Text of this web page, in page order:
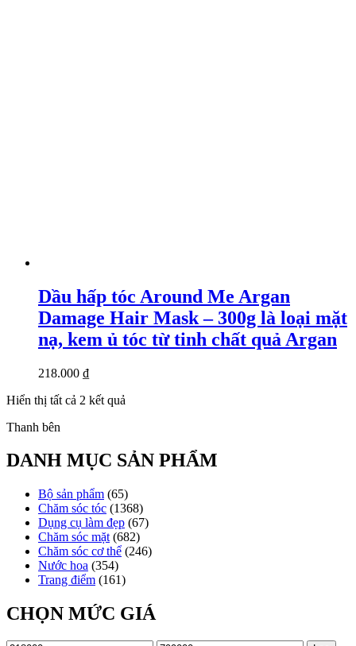
Dầu hấp tóc Around Me Argan
Damage Hair Mask – 300g là loại mặt
nạ, kem ủ tóc từ tinh chất quả Argan
218.000 ₫
Hiển thị tất cả 2 kết quả
mới
nhất
Thanh bên
DANH MỤC SẢN PHẨM
Bộ sản phẩm (65)
Chăm sóc tóc (1368)
Dụng cụ làm đẹp (67)
Chăm sóc mặt (682)
Chăm sóc cơ thể (246)
Nước hoa (354)
Trang điểm (161)
CHỌN MỨC GIÁ